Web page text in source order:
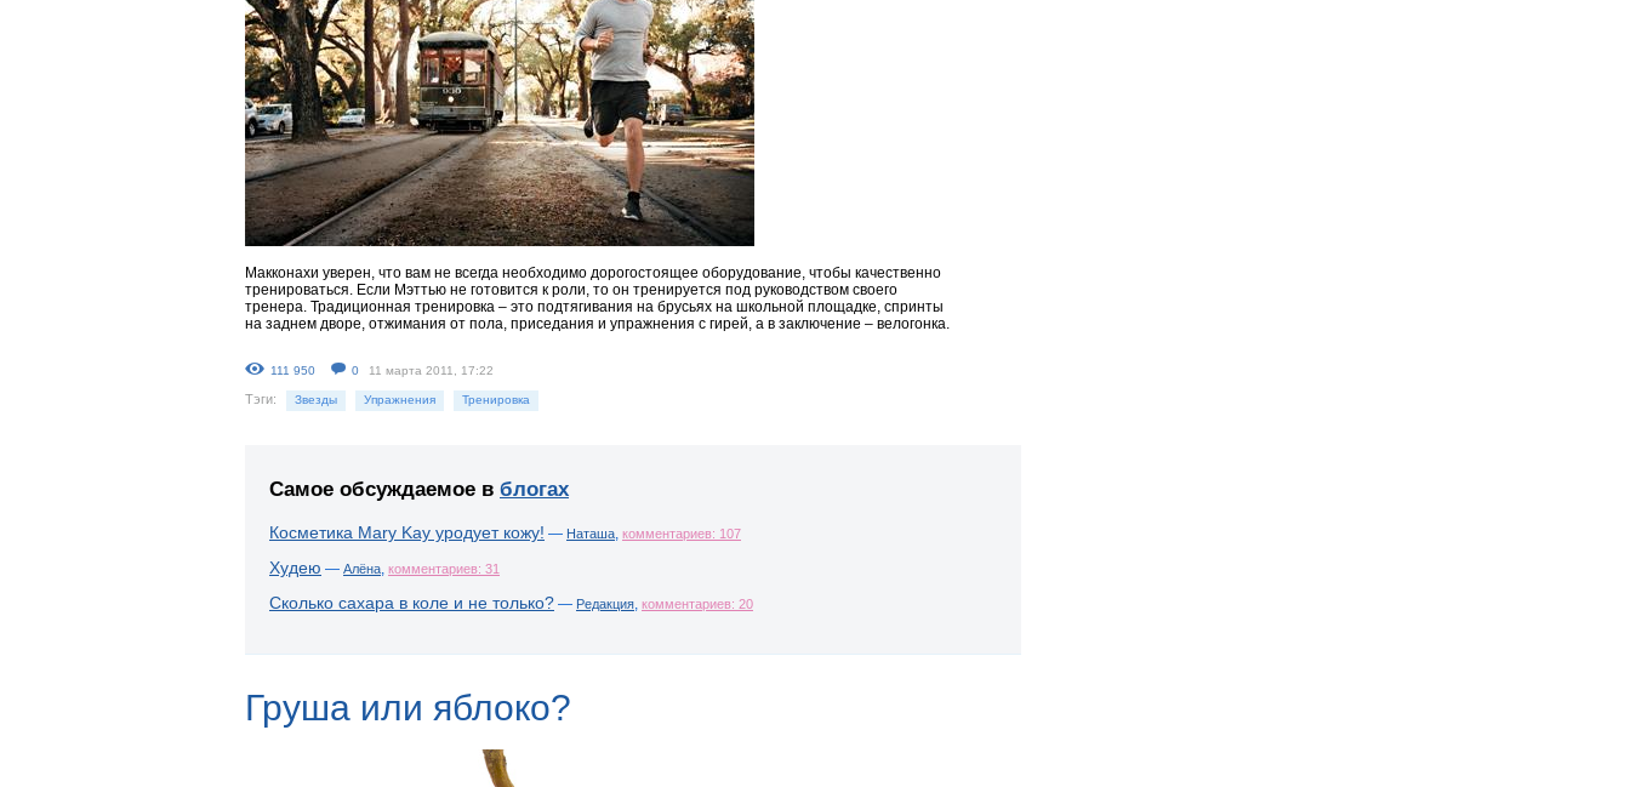
Макконахи уверен, что вам не всегда необходимо дорогостоящее оборудование, чтобы качественно
тренироваться. Если Мэттью не готовится к роли, то он тренируется под руководством своего
тренера. Традиционная тренировка – это подтягивания на брусьях на школьной площадке, спринты
на заднем дворе, отжимания от пола, приседания и упражнения с гирей, а в заключение – велогонка.
111 950 0 11 марта 2011, 17:22
Тэги: Звезды Упражнения Тренировка
Самое обсуждаемое в блогах
Косметика Mary Kay уродует кожу! — Наташа комментариев: 107
Худею — Алёна комментариев: 31
Сколько сахара в коле и не только? — Редакция комментариев: 20
Груша или яблоко?